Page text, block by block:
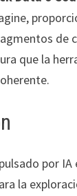
de
que la
por IA
la